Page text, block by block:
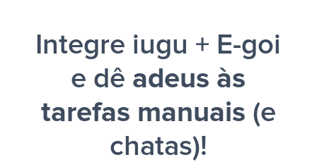
Integre iugu + E-goi
e dê adeus às
tarefas manuais (e
chatas)!